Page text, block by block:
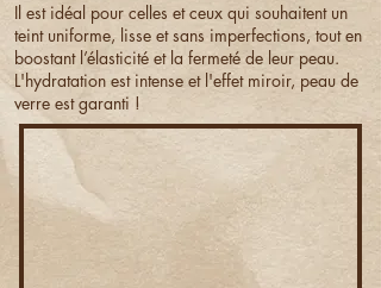
Il est idéal pour celles et ceux qui souhaitent un
teint uniforme, lisse et sans imperfections, tout en
boostant l’élasticité et la fermeté de leur peau.
L'hydratation est intense et l'effet miroir, peau de
verre est garanti !